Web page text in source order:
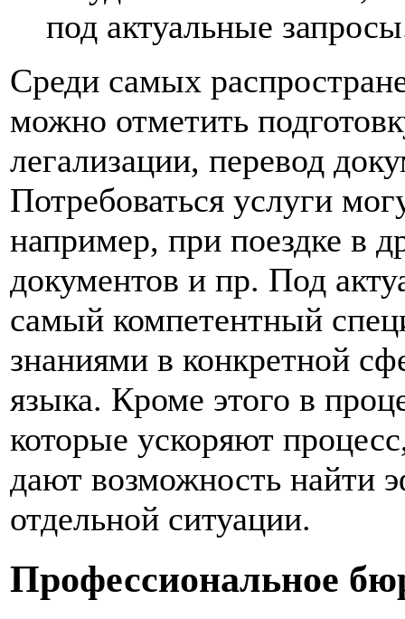
под актуальные
Среди самых
можно отметить
легализации, перевод
Потребоваться услуги
например, при поездке в
документов и пр. Под
самый компетентный
знаниями в конкретной
языка. Кроме этого в
которые ускоряют
дают возможность найти
отдельной ситуации.
Профессиональное